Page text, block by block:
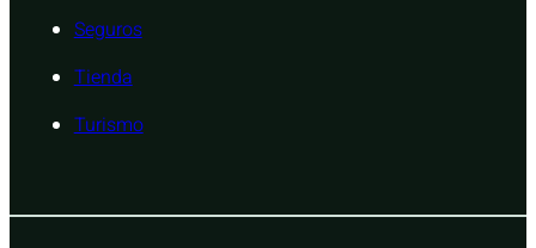
Seguros
Tienda
Turismo